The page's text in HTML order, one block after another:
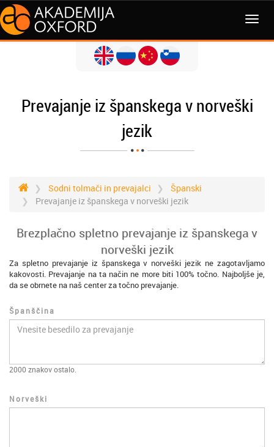
MENI
Prevajanje iz španskega v norveški
jezik
Sodni tolmači in prevajalci
Španski
Prevajanje iz španskega v norveški jezik
Brezplačno spletno prevajanje iz španskega v
norveški jezik
Za spletno prevajanje iz španskega v norveški jezik ne zagotavljamo
kakovosti. Prevajanje na ta način ne more biti 100% točno. Najboljše je,
da se obrnete na naš center za točno prevajanje.
Španščina
2000 znakov ostalo.
Norveški